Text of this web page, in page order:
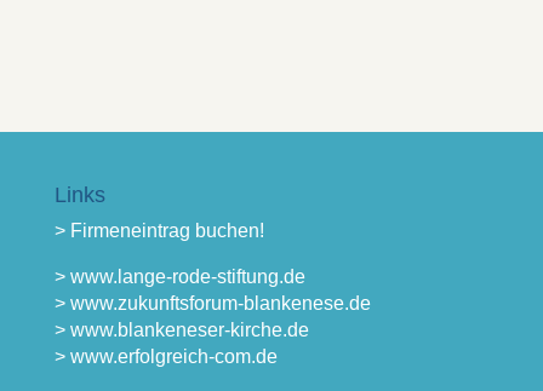
Links
> Firmeneintrag buchen!
> www.lange-rode-stiftung.de
> www.zukunftsforum-blankenese.de
> www.blankeneser-kirche.de
> www.erfolgreich-com.de